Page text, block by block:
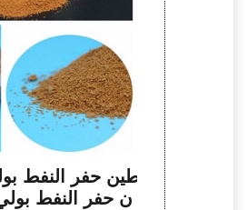
طين حفر النفط
ن حفر النفط بولي